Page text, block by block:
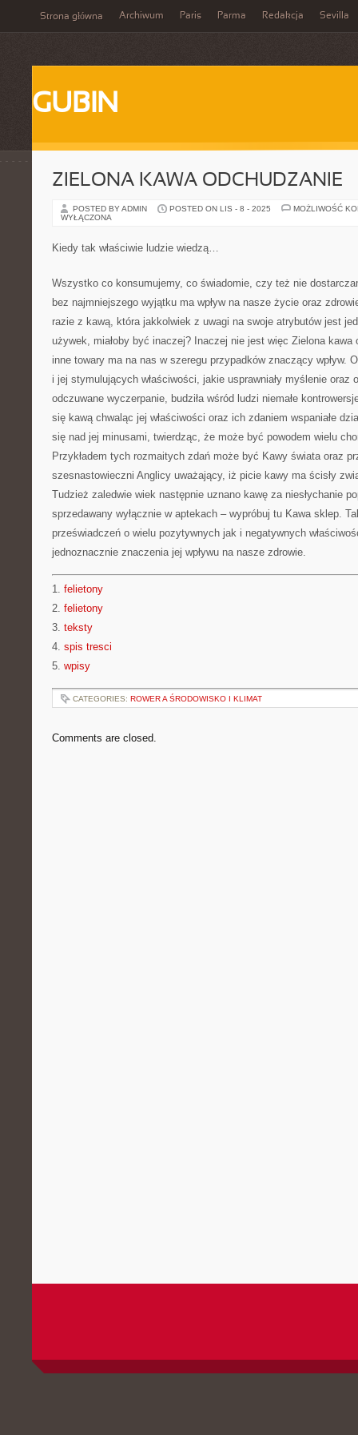
Strona główna Archiwum Paris Parma Redakcja Sevilla
GUBIN
ZIELONA KAWA ODCHUDZANIE
POSTED BY ADMIN POSTED ON LIS - 8 - 2025
MOŻLIWOŚĆ
WYŁĄCZONA
Kiedy tak właściwie ludzie wiedzą…
Wszystko co konsumujemy, co świadomie, czy też nie
bez najmniejszego wyjątku ma wpływ na nasze życie oraz
razie z kawą, która jakkolwiek z uwagi na swoje atrybutów jest
używek, miałoby być inaczej? Inaczej nie jest więc Zielona kawa
inne towary ma na nas w szeregu przypadków znaczący wpływ.
i jej stymulujących właściwości, jakie usprawniały myślenie oraz
odczuwane wyczerpanie, budziła wśród ludzi niemałe
się kawą chwaląc jej właściwości oraz ich zdaniem wspaniałe
się nad jej minusami, twierdząc, że może być powodem wielu
Przykładem tych rozmaitych zdań może być Kawy świata oraz
szesnastowieczni Anglicy uważający, iż picie kawy ma ścisły
Tudzież zaledwie wiek następnie uznano kawę za niesłychanie
sprzedawany wyłącznie w aptekach – wypróbuj tu Kawa sklep.
przeświadczeń o wielu pozytywnych jak i negatywnych
jednoznacznie znaczenia jej wpływu na nasze zdrowie.
1. felietony
2. felietony
3. teksty
4. spis tresci
5. wpisy
CATEGORIES: ROWER A ŚRODOWISKO I KLIMAT
Comments are closed.